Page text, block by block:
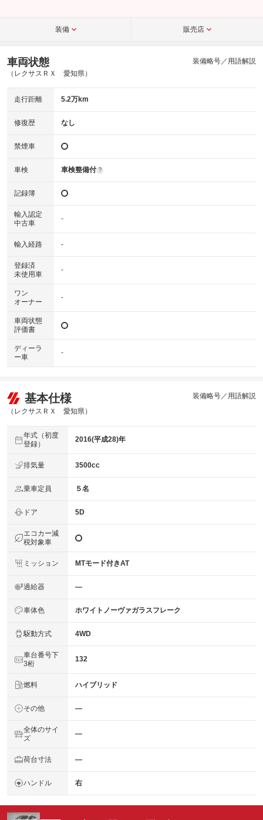
装備 販売店
車両状態
（レクサスＲＸ 愛知県）
装備略号／用語解説
走行距離 5.2万km
修復歴 なし
禁煙車
車検 車検整備付 ?
記録簿
輸入認定
中古車
-
輸入経路 -
登録済
未使用車
-
ワン
オーナー
-
車両状態
評価書
ディーラ
ー車
-
基本仕様
（レクサスＲＸ 愛知県）
装備略号／用語解説
年式（初度
登録）
2016(平成28)年
排気量 3500cc
乗車定員 ５名
ドア 5D
エコカー減
税対象車
ミッション MTモード付きAT
過給器 ―
車体色 ホワイトノーヴァガラスフレーク
駆動方式 4WD
車台番号下
3桁
132
燃料 ハイブリッド
その他 ―
全体のサイ
ズ
―
荷台寸法 ―
ハンドル 右